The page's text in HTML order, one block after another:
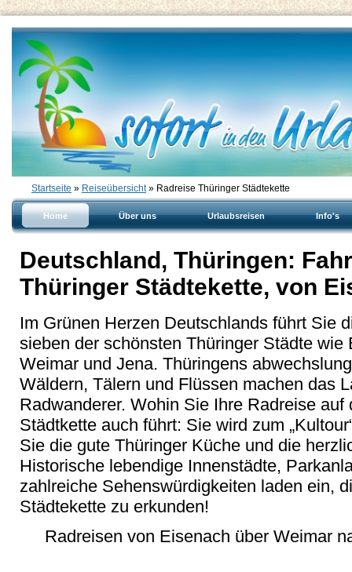
Startseite » Reiseübersicht» Radreise Thüringer Städtekette
Home Über uns Urlaubsreisen Info's
Deutschland, Thüringen:
Thüringer Städtekette, von
Im Grünen Herzen Deutschlands führt Sie
sieben der schönsten Thüringer Städte wie
Weimar und Jena. Thüringens
Wäldern, Tälern und Flüssen machen das
Radwanderer. Wohin Sie Ihre Radreise
Städtkette auch führt: Sie wird zum
Sie die gute Thüringer Küche und die
Historische lebendige Innenstädte,
zahlreiche Sehenswürdigkeiten laden ein,
Städtekette zu erkunden!
Radreisen von Eisenach über Weimar